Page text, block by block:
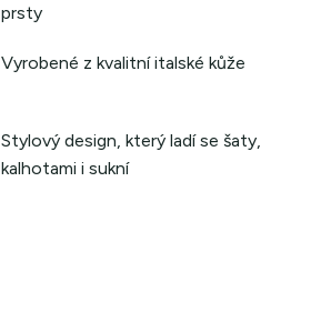
prsty
Vyrobené z kvalitní italské kůže
Stylový design, který ladí se šaty,
kalhotami i sukní